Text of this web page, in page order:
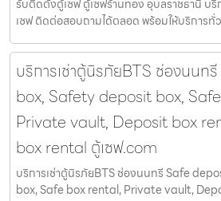
รับติดตั้งตู้เซฟ ตู้เซฟร้านทอง อุบลราชธานี บ
เซฟ ติดต่อสอบถามได้ตลอด พร้อมให้บริการทั่
บริการเช่าตู้นิรภัยBTS ช่องนนท
box, Safety deposit box,
Private vault, Deposit box
box rental ตู้เซฟ.com
บริการเช่าตู้นิรภัยBTS ช่องนนทรี Safe
box, Safe box rental, Private vault,